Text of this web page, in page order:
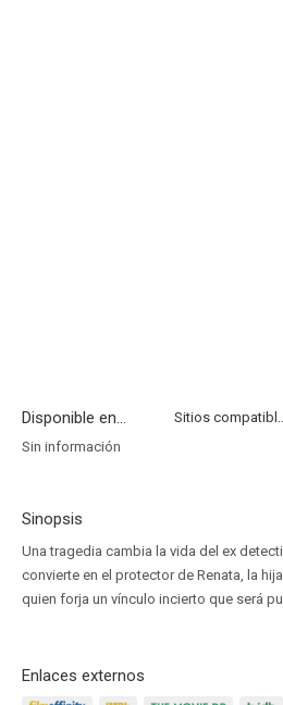
Disponible en...
Sitios
Sin información
Sinopsis
Una tragedia cambia la vida del ex
convierte en el protector de Renata, la
quien forja un vínculo incierto que será
Enlaces externos